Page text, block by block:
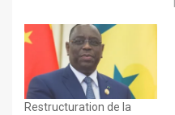
Restructuration de la